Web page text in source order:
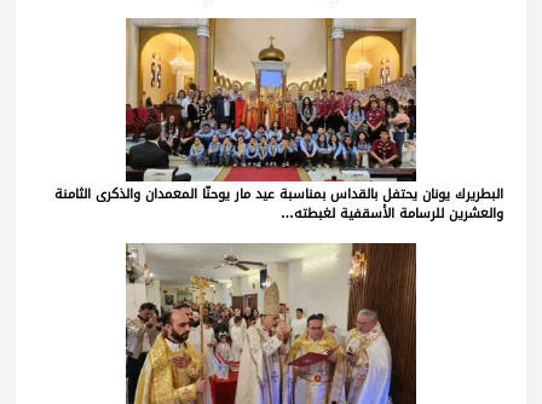
البطريرك يونان يحتفل بالقداس بمناسبة عيد مار يوحنّا المعمدان والذكرى الثامنة
والعشرين للرسامة الأسقفية لغبطته…